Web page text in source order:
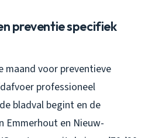
preventie specifiek
maand voor preventieve
professioneel
bladval begint en de
Emmerhout en Nieuw-